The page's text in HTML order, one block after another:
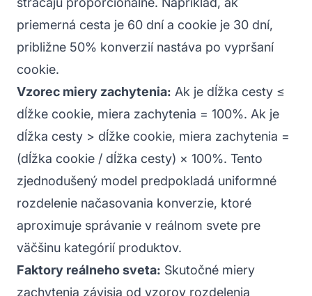
priemerná cesta je 60 dní a cookie je 30 dní,
približne 50% konverzií nastáva po vypršaní
cookie.
Vzorec miery zachytenia: Ak je dĺžka cesty ≤
dĺžke cookie, miera zachytenia = 100%. Ak je
dĺžka cesty > dĺžke cookie, miera zachytenia =
(dĺžka cookie / dĺžka cesty) × 100%. Tento
zjednodušený model predpokladá uniformné
rozdelenie načasovania konverzie, ktoré
aproximuje správanie v reálnom svete pre
väčšinu kategórií produktov.
Faktory reálneho sveta: Skutočné miery
zachytenia závisia od vzorov rozdelenia